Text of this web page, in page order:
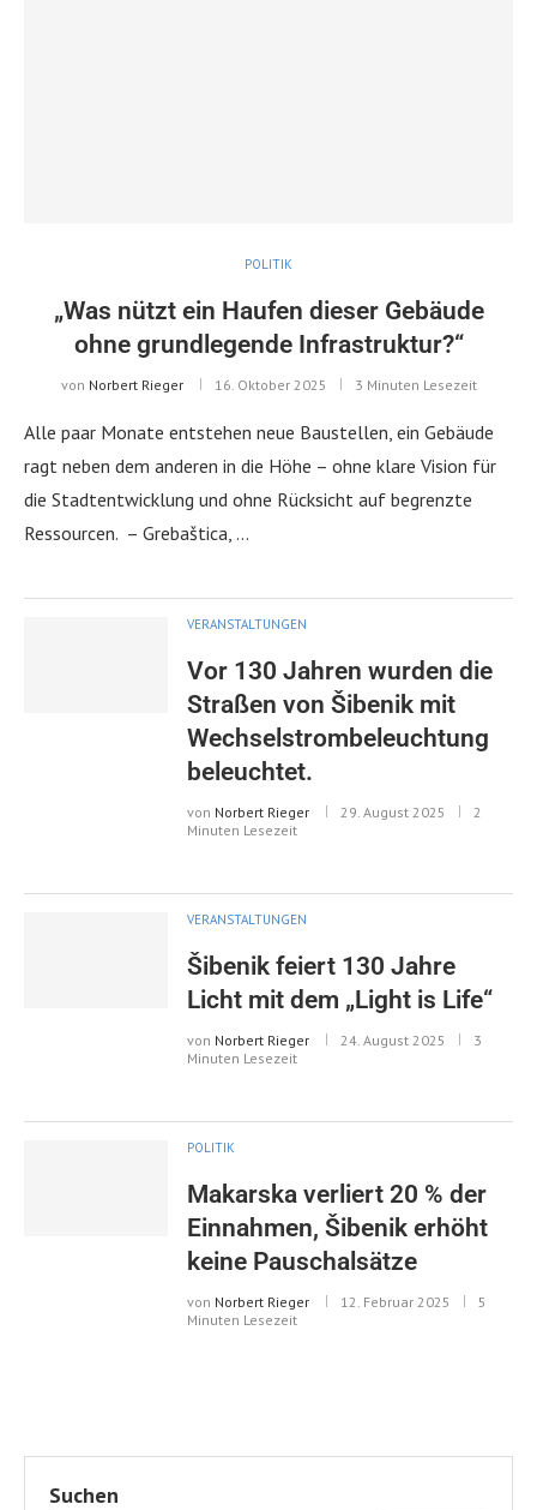
POLITIK
„Was nützt ein Haufen dieser Gebäude
ohne grundlegende Infrastruktur?“
von Norbert Rieger 16. Oktober 2025 3 Minuten Lesezeit
Alle paar Monate entstehen neue Baustellen, ein Gebäude
ragt neben dem anderen in die Höhe – ohne klare Vision für
die Stadtentwicklung und ohne Rücksicht auf begrenzte
Ressourcen. – Grebaštica, …
VERANSTALTUNGEN
Vor 130 Jahren wurden die
Straßen von Šibenik mit
Wechselstrombeleuchtung
beleuchtet.
von Norbert Rieger 29. August 2025
2
Minuten Lesezeit
VERANSTALTUNGEN
Šibenik feiert 130 Jahre
Licht mit dem „Light is Life“
von Norbert Rieger 24. August 2025
3
Minuten Lesezeit
POLITIK
Makarska verliert 20 % der
Einnahmen, Šibenik erhöht
keine Pauschalsätze
von Norbert Rieger 12. Februar 2025
5
Minuten Lesezeit
Suchen